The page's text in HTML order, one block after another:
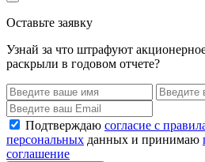
Оставьте заявку
Узнай за что штрафуют
раскрыли в годовом отчете?
Подтверждаю согласие с
персональных данных и принимаю
соглашение